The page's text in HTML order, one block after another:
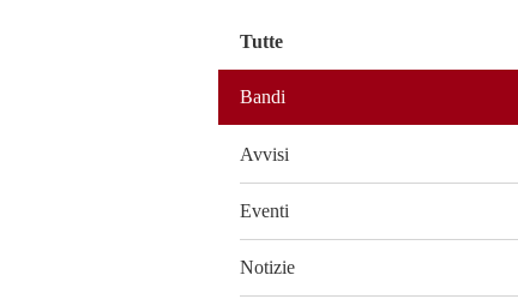
Tutte
Bandi
Avvisi
Eventi
Notizie